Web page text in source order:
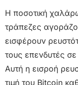
Η ποσοτική
τράπεζες
εισφέρουν
τους επενδυτές σε
Αυτή η εισροή
τιμή του Bitcoin